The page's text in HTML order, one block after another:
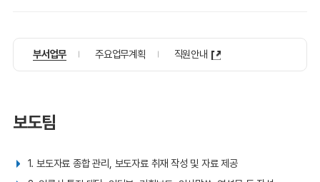
부서업무 주요업무계획 직원안내
보도팀
1. 보도자료 종합 관리, 보도자료 취재 작성 및 자료 제공